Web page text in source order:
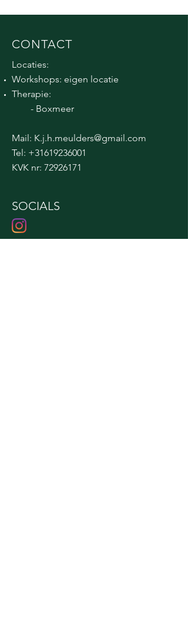
CONTACT
Locaties:
Workshops: eigen locatie
Therapie:
- Boxmeer
Mail: K.j.h.meulders@gmail.com
Tel: +31619236001
KVK nr: 72926171
SOCIALS